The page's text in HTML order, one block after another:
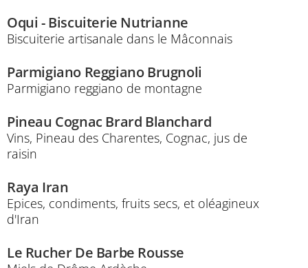
Oqui - Biscuiterie Nutrianne
Biscuiterie artisanale dans le Mâconnais
Parmigiano Reggiano Brugnoli
Parmigiano reggiano de montagne
Pineau Cognac Brard Blanchard
Vins, Pineau des Charentes, Cognac, jus de
raisin
Raya Iran
Epices, condiments, fruits secs, et oléagineux
d'Iran
Le Rucher De Barbe Rousse